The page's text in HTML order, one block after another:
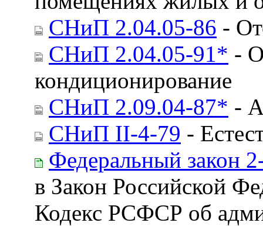
СНиП 2.04.05-86 -
СНиП 2.04.05-91* -
кондиционирование
СНиП 2.09.04-87* -
СНиП II-4-79 -
Федеральный закон
в Закон Российской
Кодекс РСФСР об